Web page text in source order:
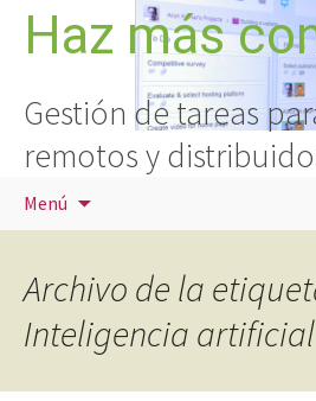
SaltarHaz más
Gestión de tareas
remotos y
Menú
Archivo de la
Inteligencia artificial